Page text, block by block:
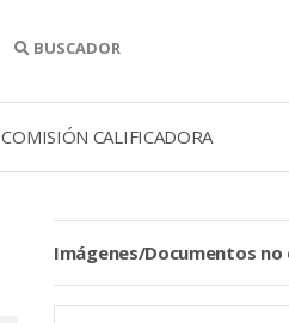
BUSCADOR
COMISIÓN CALIFICADORA
Imágenes/Documentos no